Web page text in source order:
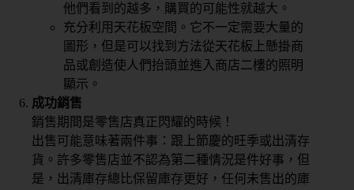
他們看到的越多，購買的可能性就越大。
充分利用天花板空間。它不一定需要大量的
圖形，但是可以找到方法從天花板上懸掛商
品或創造使人們抬頭並進入商店二樓的照明
顯示。
成功銷售
銷售期間是零售店真正閃耀的時候！
出售可能意味著兩件事：跟上節慶的旺季或出清存
貨。許多零售店並不認為第二種情況是件好事，但
是，出清庫存總比保留庫存更好，任何未售出的庫